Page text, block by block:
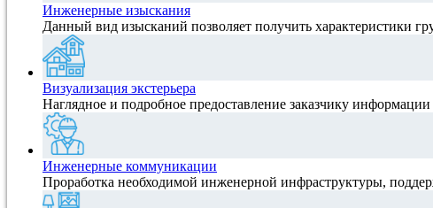
Инженерные изыскания
Данный вид изысканий позволяет получить характеристики
Визуализация экстерьера
Наглядное и подробное предоставление заказчику
Инженерные коммуникации
Проработка необходимой инженерной инфраструктуры,